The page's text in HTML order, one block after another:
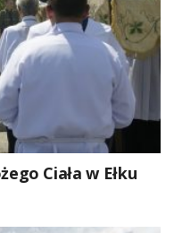
Ciała w Ełku